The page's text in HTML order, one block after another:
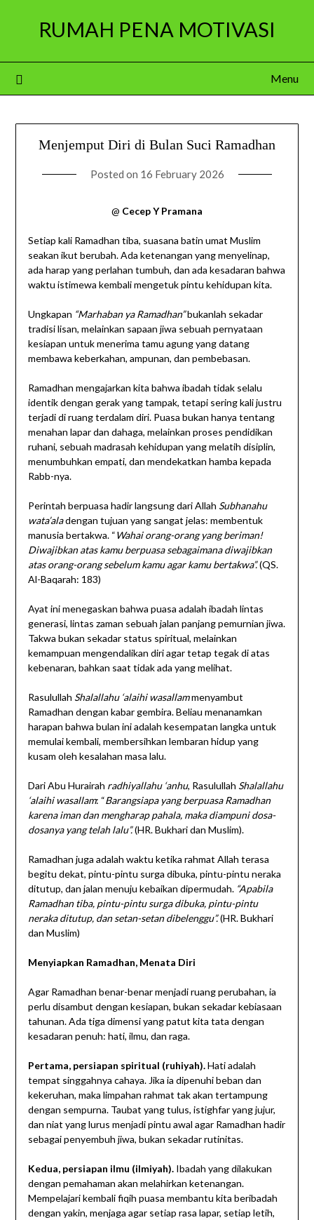
RUMAH PENA MOTIVASI
Menu
Menjemput Diri di Bulan Suci Ramadhan
Posted on 16 February 2026
@ Cecep Y Pramana
Setiap kali Ramadhan tiba, suasana batin umat Muslim
seakan ikut berubah. Ada ketenangan yang menyelinap,
ada harap yang perlahan tumbuh, dan ada kesadaran bahwa
waktu istimewa kembali mengetuk pintu kehidupan kita.
Ungkapan “Marhaban ya Ramadhan”bukanlah sekadar
tradisi lisan, melainkan sapaan jiwa sebuah pernyataan
kesiapan untuk menerima tamu agung yang datang
membawa keberkahan, ampunan, dan pembebasan.
Ramadhan mengajarkan kita bahwa ibadah tidak selalu
identik dengan gerak yang tampak, tetapi sering kali justru
terjadi di ruang terdalam diri. Puasa bukan hanya tentang
menahan lapar dan dahaga, melainkan proses pendidikan
ruhani, sebuah madrasah kehidupan yang melatih disiplin,
menumbuhkan empati, dan mendekatkan hamba kepada
Rabb-nya.
Perintah berpuasa hadir langsung dari Allah Subhanahu
wata’aladengan tujuan yang sangat jelas: membentuk
manusia bertakwa. “Wahai orang-orang yang beriman!
Diwajibkan atas kamu berpuasa sebagaimana diwajibkan
atas orang-orang sebelum kamu agar kamu bertakwa”.(QS.
Al-Baqarah: 183)
Ayat ini menegaskan bahwa puasa adalah ibadah lintas
generasi, lintas zaman sebuah jalan panjang pemurnian jiwa.
Takwa bukan sekadar status spiritual, melainkan
kemampuan mengendalikan diri agar tetap tegak di atas
kebenaran, bahkan saat tidak ada yang melihat.
Rasulullah Shalallahu ‘alaihi wasallammenyambut
Ramadhan dengan kabar gembira. Beliau menanamkan
harapan bahwa bulan ini adalah kesempatan langka untuk
memulai kembali, membersihkan lembaran hidup yang
kusam oleh kesalahan masa lalu.
Dari Abu Hurairah radhiyallahu ‘anhu, Rasulullah Shalallahu
‘alaihi wasallam: “Barangsiapa yang berpuasa Ramadhan
karena iman dan mengharap pahala, maka diampuni dosa-
dosanya yang telah lalu”.(HR. Bukhari dan Muslim).
Ramadhan juga adalah waktu ketika rahmat Allah terasa
begitu dekat, pintu-pintu surga dibuka, pintu-pintu neraka
ditutup, dan jalan menuju kebaikan dipermudah. “Apabila
Ramadhan tiba, pintu-pintu surga dibuka, pintu-pintu
neraka ditutup, dan setan-setan dibelenggu”.(HR. Bukhari
dan Muslim)
Menyiapkan Ramadhan, Menata Diri
Agar Ramadhan benar-benar menjadi ruang perubahan, ia
perlu disambut dengan kesiapan, bukan sekadar kebiasaan
tahunan. Ada tiga dimensi yang patut kita tata dengan
kesadaran penuh: hati, ilmu, dan raga.
Pertama, persiapan spiritual (ruhiyah).Hati adalah
tempat singgahnya cahaya. Jika ia dipenuhi beban dan
kekeruhan, maka limpahan rahmat tak akan tertampung
dengan sempurna. Taubat yang tulus, istighfar yang jujur,
dan niat yang lurus menjadi pintu awal agar Ramadhan hadir
sebagai penyembuh jiwa, bukan sekadar rutinitas.
Kedua, persiapan ilmu (ilmiyah). Ibadah yang dilakukan
dengan pemahaman akan melahirkan ketenangan.
Mempelajari kembali fiqih puasa membantu kita beribadah
dengan yakin, menjaga agar setiap rasa lapar, setiap letih,